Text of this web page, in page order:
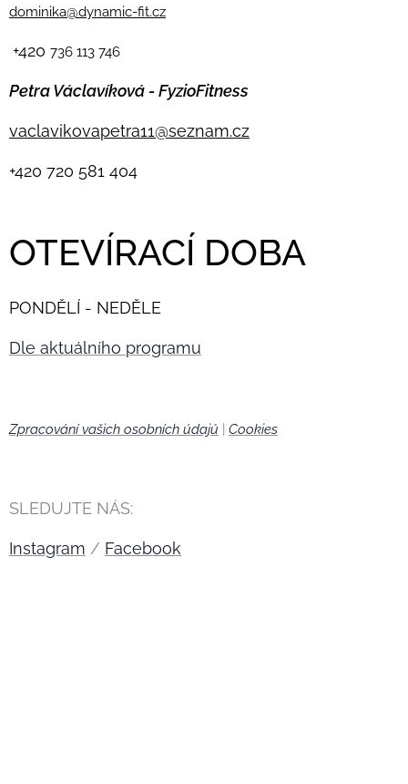
dominika@dynamic-fit.cz
+420 736 113 746
Petra Václavíková - FyzioFitness
vaclavikovapetra11@seznam.cz
+420 720 581 404
OTEVÍRACÍ DOBA
PONDĚLÍ - NEDĚLE
Dle aktuálního programu
Zpracování vašich osobních údajů Cookies
SLEDUJTE NÁS:
Instagram / Facebook